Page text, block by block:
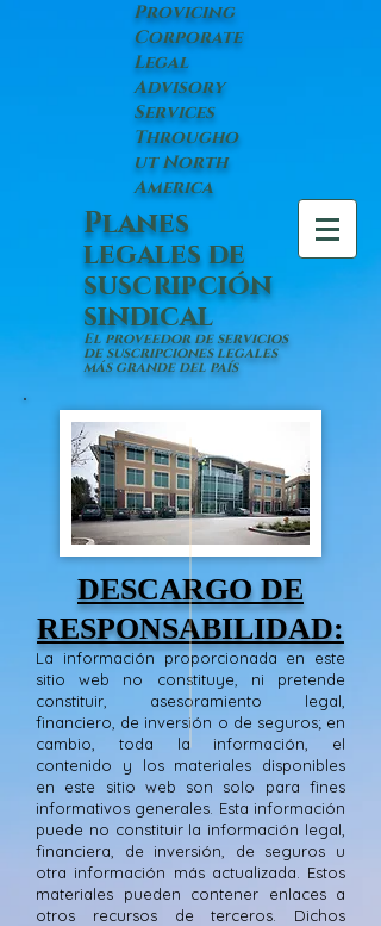
Provicing
Corporate
Legal
Advisory
Services
Througho
ut North
America
Planes
legales de
suscripción
sindical
El proveedor de servicios
de suscripciones legales
más grande del país
DESCARGO DE
RESPONSABILIDAD:
La información proporcionada en este
sitio web no constituye, ni pretende
constituir, asesoramiento legal,
financiero, de inversión o de seguros; en
cambio, toda la información, el
contenido y los materiales disponibles
en este sitio web son solo para fines
informativos generales. Esta información
puede no constituir la información legal,
financiera, de inversión, de seguros u
otra información más actualizada. Estos
materiales pueden contener enlaces a
otros recursos de terceros. Dichos